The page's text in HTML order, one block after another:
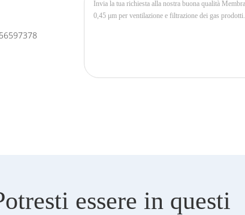
essere in questi